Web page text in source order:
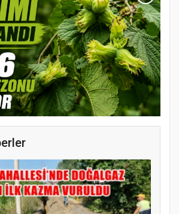
TERME İLÇE BAŞKANLIĞINDA
PROGRAMI